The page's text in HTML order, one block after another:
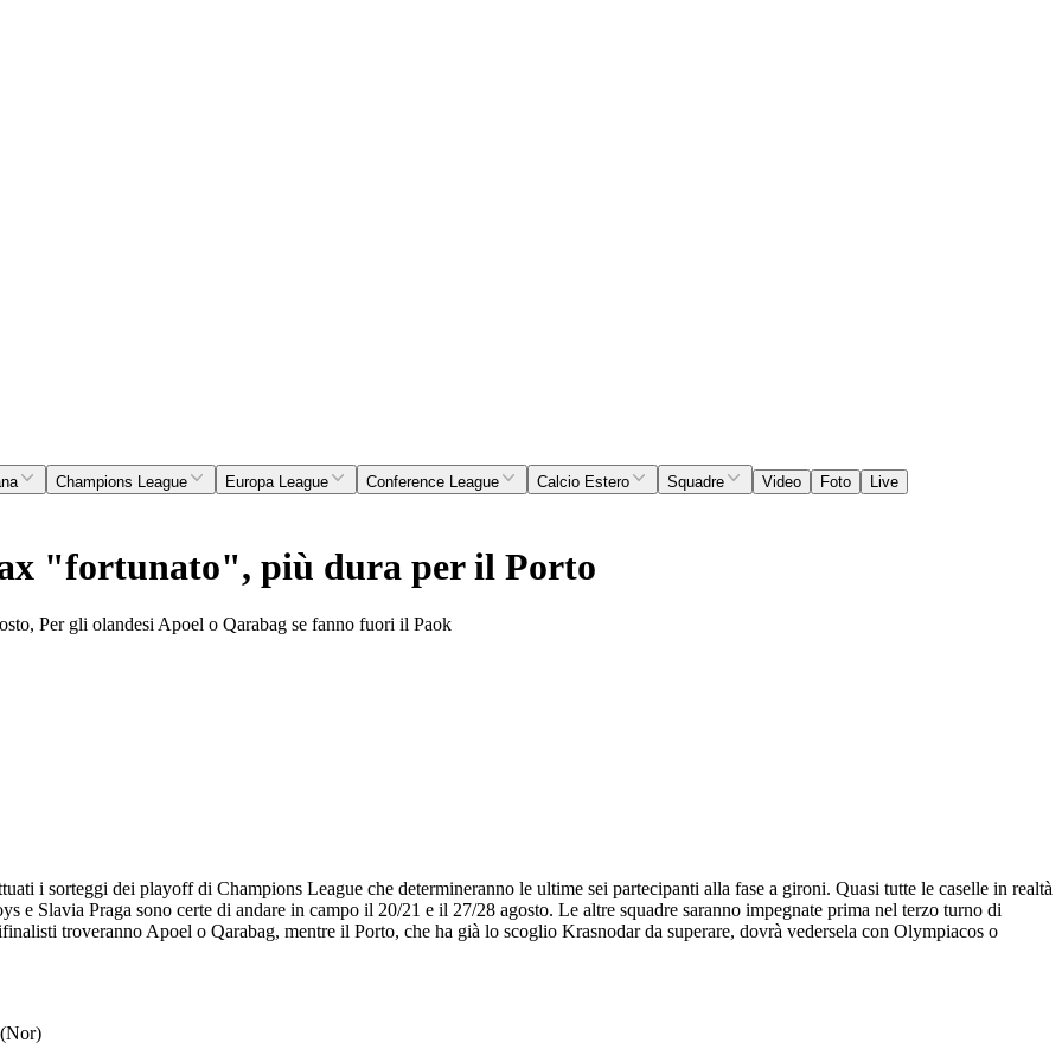
Champions League Europa League Conference League Calcio Estero Squadre Video Foto Live
"fortunato", più dura per il Porto
Per gli olandesi Apoel o Qarabag se fanno fuori il Paok
i sorteggi dei playoff di Champions League che determineranno le ultime sei partecipanti alla fase a gironi. Quasi tutte le caselle in realtà
e Slavia Praga sono certe di andare in campo il 20/21 e il 27/28 agosto. Le altre squadre saranno impegnate prima nel terzo turno di
troveranno Apoel o Qarabag, mentre il Porto, che ha già lo scoglio Krasnodar da superare, dovrà vedersela con Olympiacos o